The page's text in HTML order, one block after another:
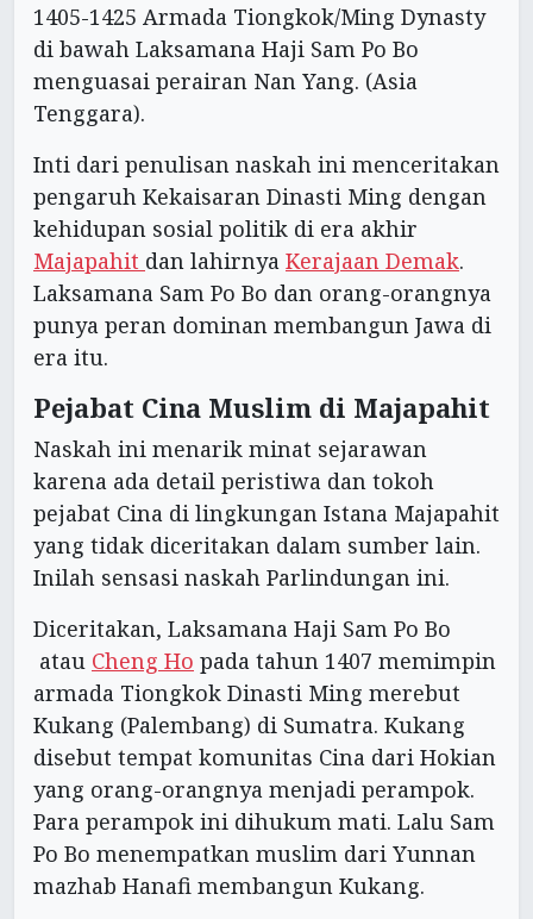
1405-1425 Armada Tiongkok/Ming Dynasty
di bawah Laksamana Haji Sam Po Bo
menguasai perairan Nan Yang. (Asia
Tenggara).
Inti dari penulisan naskah ini menceritakan
pengaruh Kekaisaran Dinasti Ming dengan
kehidupan sosial politik di era akhir
Majapahit dan lahirnya Kerajaan Demak.
Laksamana Sam Po Bo dan orang-orangnya
punya peran dominan membangun Jawa di
era itu.
Pejabat Cina Muslim di Majapahit
Naskah ini menarik minat sejarawan
karena ada detail peristiwa dan tokoh
pejabat Cina di lingkungan Istana Majapahit
yang tidak diceritakan dalam sumber lain.
Inilah sensasi naskah Parlindungan ini.
Diceritakan, Laksamana Haji Sam Po Bo
atau Cheng Ho pada tahun 1407 memimpin
armada Tiongkok Dinasti Ming merebut
Kukang (Palembang) di Sumatra. Kukang
disebut tempat komunitas Cina dari Hokian
yang orang-orangnya menjadi perampok.
Para perampok ini dihukum mati. Lalu Sam
Po Bo menempatkan muslim dari Yunnan
mazhab Hanafi membangun Kukang.